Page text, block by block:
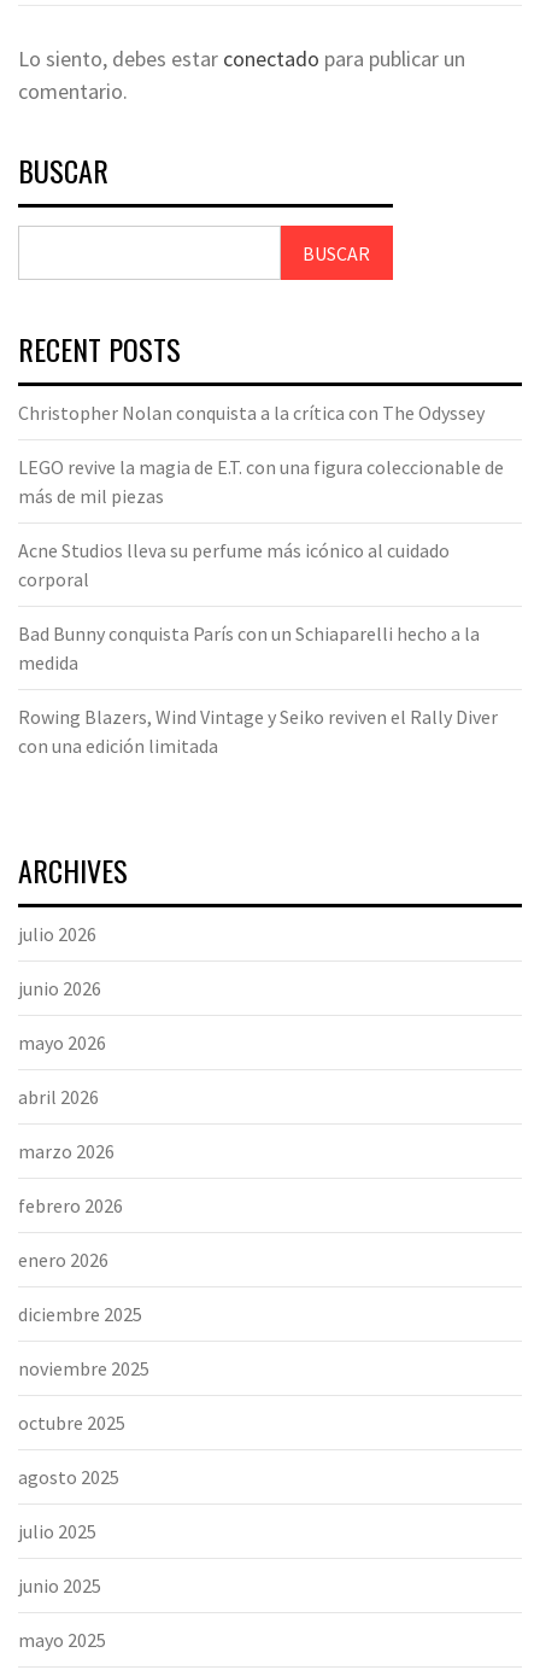
Lo siento, debes estar conectado para publicar un
comentario.
BUSCAR
BUSCAR
RECENT POSTS
Christopher Nolan conquista a la crítica con The Odyssey
LEGO revive la magia de E.T. con una figura coleccionable de
más de mil piezas
Acne Studios lleva su perfume más icónico al cuidado
corporal
Bad Bunny conquista París con un Schiaparelli hecho a la
medida
Rowing Blazers, Wind Vintage y Seiko reviven el Rally Diver
con una edición limitada
ARCHIVES
julio 2026
junio 2026
mayo 2026
abril 2026
marzo 2026
febrero 2026
enero 2026
diciembre 2025
noviembre 2025
octubre 2025
agosto 2025
julio 2025
junio 2025
mayo 2025